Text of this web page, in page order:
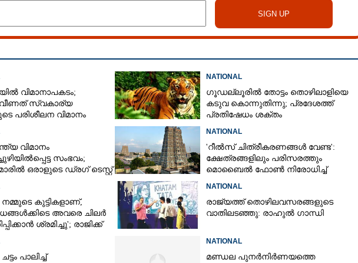
വിമാനാപകടം;
സ്വകാര്യ
പരിശീലന വിമാനം
NATIONAL
ഗൂഡല്ലൂരിൽ തോട്ടം തൊഴിലാളിയെ
കടുവ കൊന്നുതിന്നു; പ്രദേശത്ത്
പ്രതിഷേധം ശക്തം
വിമാനം
സംഭവം;
ഒരാളുടെ ഡ്രഗ് ടെസ്റ്റ്
NATIONAL
'റീൽസ് ചിത്രീകരണങ്ങൾ വേണ്ട':
ക്ഷേത്രങ്ങളിലും പരിസരത്തും
മൊബൈൽ ഫോൺ നിരോധിച്ച്
കുട്ടികളാണ്,
അവരെ ചിലർ
ശ്രമിച്ചു'; രാജിക്ക്
NATIONAL
രാജ്യത്ത് തൊഴിലവസരങ്ങളുടെ
വാതിലടഞ്ഞു: രാഹുൽ ഗാന്ധി
പാലിച്ച്
NATIONAL
മണ്ഡല പുനർനിർണയത്തെ